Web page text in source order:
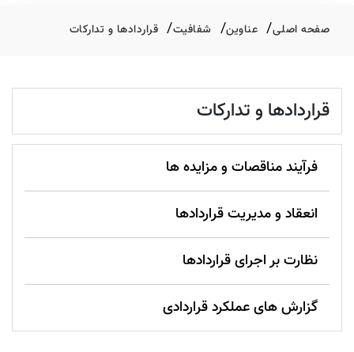
صفحه اصلی عناوین شفافیت قراردادها و تدارکات
قراردادها و تدارکات
فرآیند مناقصات و مزایده ها
انعقاد و مدیریت قراردادها
نظارت بر اجرای قراردادها
گزارش های عملکرد قراردادی